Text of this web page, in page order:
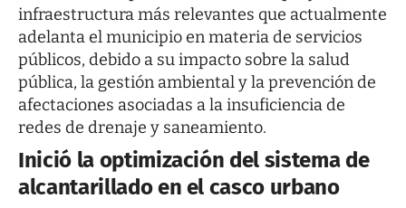
infraestructura más relevantes que actualmente
adelanta el municipio en materia de servicios
públicos, debido a su impacto sobre la salud
pública, la gestión ambiental y la prevención de
afectaciones asociadas a la insuficiencia de
redes de drenaje y saneamiento.
Inició la optimización del sistema de
alcantarillado en el casco urbano